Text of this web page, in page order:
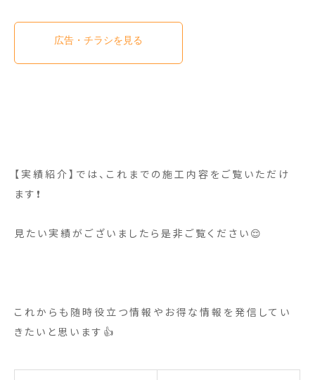
広告・チラシを見る
【実績紹介】では、これまでの施工内容をご覧いただけ
ます❗
見たい実績がございましたら是非ご覧ください😌
これからも随時役立つ情報やお得な情報を発信してい
きたいと思います👍